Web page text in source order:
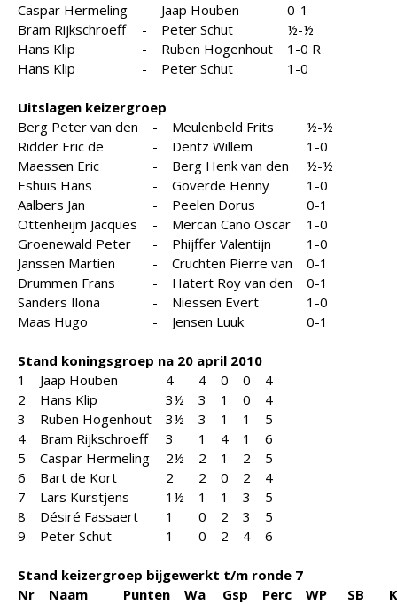
Caspar Hermeling - Jaap Houben
0-1
Bram Rijkschroeff
- Peter Schut
½-½
Hans Klip
- Ruben Hogenhout 1-0 R
Hans Klip
- Peter Schut 1-0
Uitslagen keizergroep
Berg Peter van den - Meulenbeld Frits
½-½
Ridder Eric de
- Dentz Willem
1-0
Maessen Eric
- Berg Henk van den
½-½
Eshuis Hans
- Goverde Henny
1-0
Aalbers Jan
- Peelen Dorus
0-1
Ottenheijm Jacques - Mercan Cano Oscar
1-0
Groenewald Peter
- Phijffer Valentijn
1-0
Janssen Martien
- Cruchten Pierre van 0-1
Drummen Frans
- Hatert Roy van den 0-1
Sanders Ilona
- Niessen Evert
1-0
Maas Hugo
- Jensen Luuk 0-1
Stand koningsgroep na 20 april 2010
1 Jaap Houben 4 4 0 0 4
2 Hans Klip 3½ 3 1 0 4
3 Ruben Hogenhout 3½ 3 1 1 5
4 Bram Rijkschroeff 3 1 4 1 6
5 Caspar Hermeling 2½ 2 1 2 5
6 Bart de Kort 2 2 0 2 4
7 Lars Kurstjens 1½ 1 1 3 5
8 Désiré Fassaert 1 0 2 3 5
9 Peter Schut 1 0 2 4 6
Stand keizergroep bijgewerkt t/m ronde 7
Nr
Naam Punten Wa Gsp Perc WP SB